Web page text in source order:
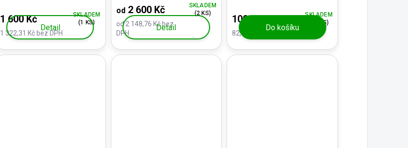
1 322,31 Kč bez DPH
1 600 Kč
SKLADEM
(1 KS)
Detail
materiál
od 2 148,76 Kč bez
DPH
od2 600 Kč
SKLADEM
(2 KS)
Detail
82,64 Kč bez DPH
100 Kč
SKLADEM
(>5 KS)
Do košíku